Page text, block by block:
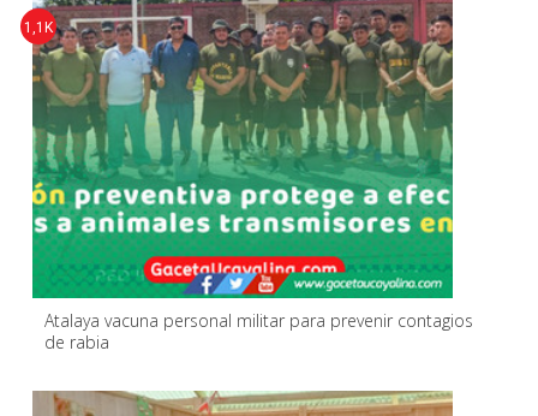
Atalaya vacuna personal militar para prevenir contagios
de rabia
1,1K